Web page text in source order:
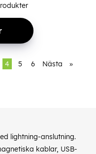
4 5 6 Nästa »
lightning-anslutning.
kablar, USB-